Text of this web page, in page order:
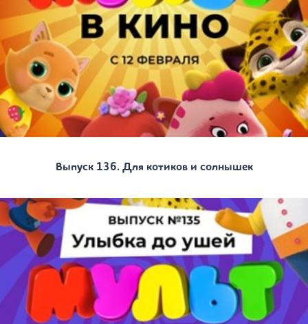
Выпуск 136. Для котиков и солнышек